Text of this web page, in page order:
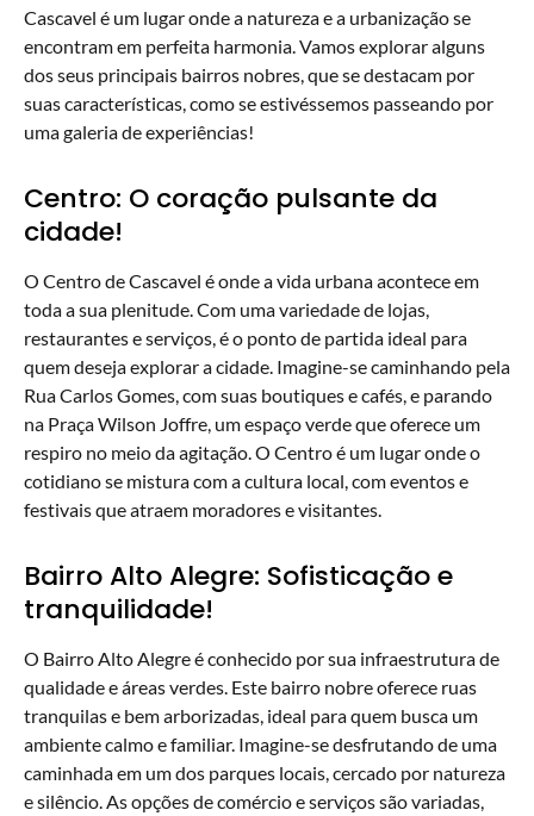
Cascavel é um lugar onde a natureza e a urbanização se
encontram em perfeita harmonia. Vamos explorar alguns
dos seus principais bairros nobres, que se destacam por
suas características, como se estivéssemos passeando por
uma galeria de experiências!
Centro: O coração pulsante da
cidade!
O Centro de Cascavel é onde a vida urbana acontece em
toda a sua plenitude. Com uma variedade de lojas,
restaurantes e serviços, é o ponto de partida ideal para
quem deseja explorar a cidade. Imagine-se caminhando pela
Rua Carlos Gomes, com suas boutiques e cafés, e parando
na Praça Wilson Joffre, um espaço verde que oferece um
respiro no meio da agitação. O Centro é um lugar onde o
cotidiano se mistura com a cultura local, com eventos e
festivais que atraem moradores e visitantes.
Bairro Alto Alegre: Sofisticação e
tranquilidade!
O Bairro Alto Alegre é conhecido por sua infraestrutura de
qualidade e áreas verdes. Este bairro nobre oferece ruas
tranquilas e bem arborizadas, ideal para quem busca um
ambiente calmo e familiar. Imagine-se desfrutando de uma
caminhada em um dos parques locais, cercado por natureza
e silêncio. As opções de comércio e serviços são variadas,